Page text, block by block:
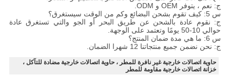
ج: نعم ، يتوفر OEM و ODM.
س 5: كيف تقوم بشحن البضائع وكم من الوقت سيستغرق؟
ج: نقوم عادة بالشحن عن طريق البحر أو الجو والتي تستغرق عادة
حوالي 10-50 يومًا وتعتمد على الوجهة.
س 6: ما هي مدة ضمان المنتج؟
ج: نحن نضمن جميع منتجاتنا 12 شهرا الضمان.
حاوية اتصالات خارجية غير نافرة للمطر ، حاوية اتصالات خارجية مضادة للتآكل ،
خزانة اتصالات خارجية مقاومة للمطر